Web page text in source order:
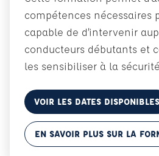
compétences nécessaires
capable de d’intervenir
conducteurs débutants et
les sensibiliser à la
VOIR LES DATES DISPONIBLES
EN SAVOIR PLUS SUR LA